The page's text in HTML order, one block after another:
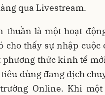
qua Livestream.
thuần là một hoạt
cho thấy sự nhập cuộc
phương thức kinh tế
dùng đang dịch
Online. Khi